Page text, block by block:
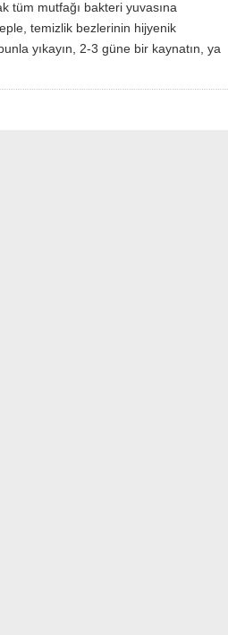
tüm mutfağı bakteri yuvasına
temizlik bezlerinin hijyenik
yıkayın, 2-3 güne bir kaynatın, ya